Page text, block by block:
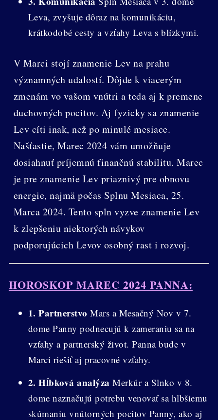
Leva, zvyšuje dôraz na komunikáciu,
krátkodobé cesty a vzťahy Leva s blízkymi.
V Marci stojí znamenie Lev na prahu
významných udalostí. Dôjde k viacerým
zmenám vo vašom vnútri a teda aj k premene
duchovných pocitov. Aj fyzicky sa znamenie
Lev cíti inak, než po minulé mesiace.
Našťastie, Marec 2024 vám umožňuje
dosiahnuť príjemnú finančnú stabilitu. Marec
je pre znamenie Lev priaznivý pre obnovu
energie, najmä počas Splnu Mesiaca, 25.
Marca 2024. Tento spln vyzve znamenie Lev
k zlepšeniu niektorých návykov
podporujúcich Levov osobný rast i rozvoj.
HOROSKOP MAREC 2024 PANNA:
1. PartnerstvoMars a Mesačný Nov v 7.
dome Panny podnecujú k zameraniu sa na
vzťahy a partnerský život. Panna bude v
Marci riešiť aj pracovné vzťahy.
2. Hĺbková analýzaMerkúr a Slnko v 8.
dome naznačujú potrebu venovať sa hlbšiemu
skúmaniu vnútorných pocitov Panny, ako aj